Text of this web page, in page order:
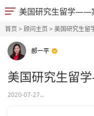
美国研究生留学——
首页> 顾问主页> 美国研究生
郝一平
美国研究生留
2020-07-27...